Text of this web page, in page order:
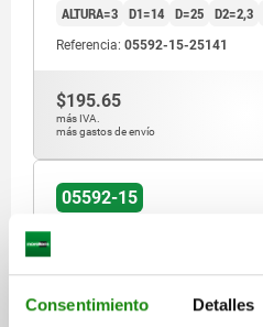
Consentimiento Detalles
ALTURA=3 D1=14 D=25 D2=2,3
Referencia: 05592-15-25141
$195.65
más IVA.
más gastos de envío
05592-15